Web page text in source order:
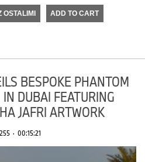
OSTALIMI ADD TO CART
BESPOKE PHANTOM
DUBAI FEATURING
JAFRI ARTWORK
· 00:15:21